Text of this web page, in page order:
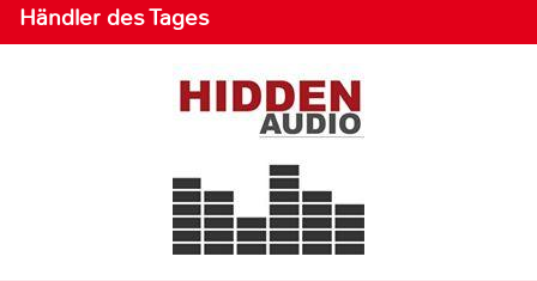
Händler des Tages